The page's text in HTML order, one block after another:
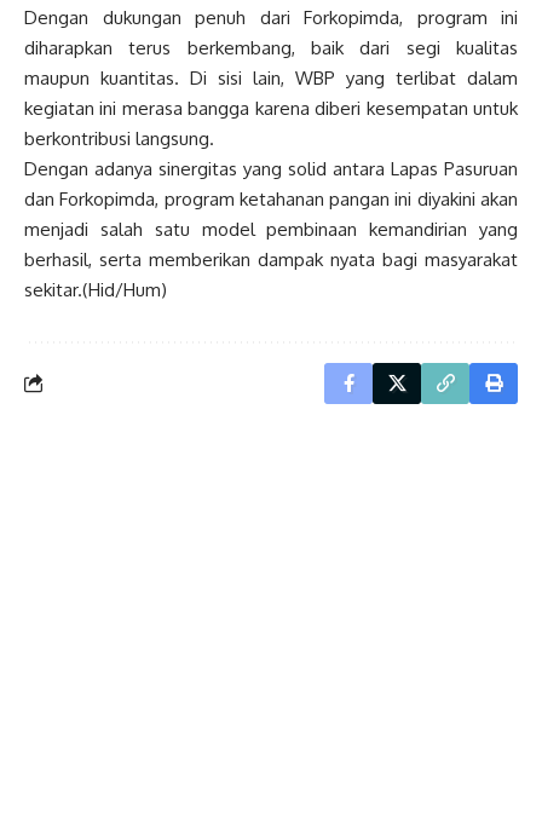
Dengan dukungan penuh dari Forkopimda, program ini
diharapkan terus berkembang, baik dari segi kualitas
maupun kuantitas. Di sisi lain, WBP yang terlibat dalam
kegiatan ini merasa bangga karena diberi kesempatan untuk
berkontribusi langsung.
Dengan adanya sinergitas yang solid antara Lapas Pasuruan
dan Forkopimda, program ketahanan pangan ini diyakini akan
menjadi salah satu model pembinaan kemandirian yang
berhasil, serta memberikan dampak nyata bagi masyarakat
sekitar.(Hid/Hum)